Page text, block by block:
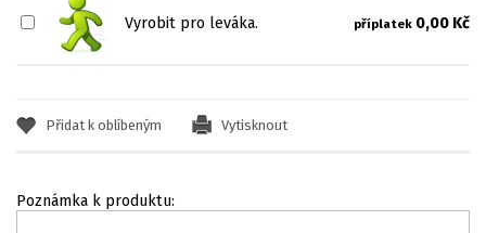
Vyrobit pro leváka. příplatek 0,00 Kč
Přidat k oblíbeným Vytisknout
Poznámka k produktu: